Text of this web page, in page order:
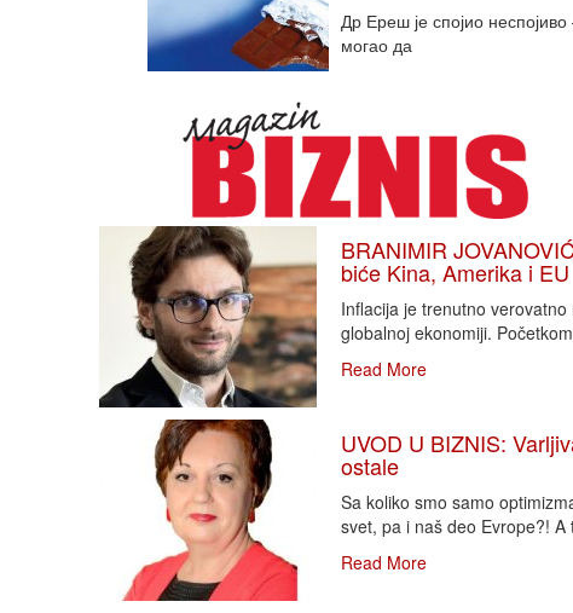
Др Ереш је спојио
могао да
BRANIMIR
biće Kina, Amerika i EU
Inflacija je trenutno
globalnoj ekonomiji.
Read More
UVOD U BIZNIS:
ostale
Sa koliko smo samo
svet, pa i naš deo Evrope?! A
Read More